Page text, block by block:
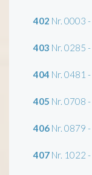
402 Nr. 0003
403 Nr. 0285
404 Nr. 0481
405 Nr. 0708
406 Nr. 0879
407 Nr. 1022